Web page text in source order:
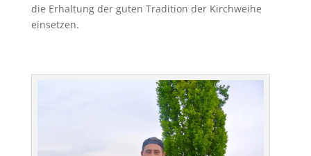
die Erhaltung der guten Tradition der Kirchweihe
einsetzen.